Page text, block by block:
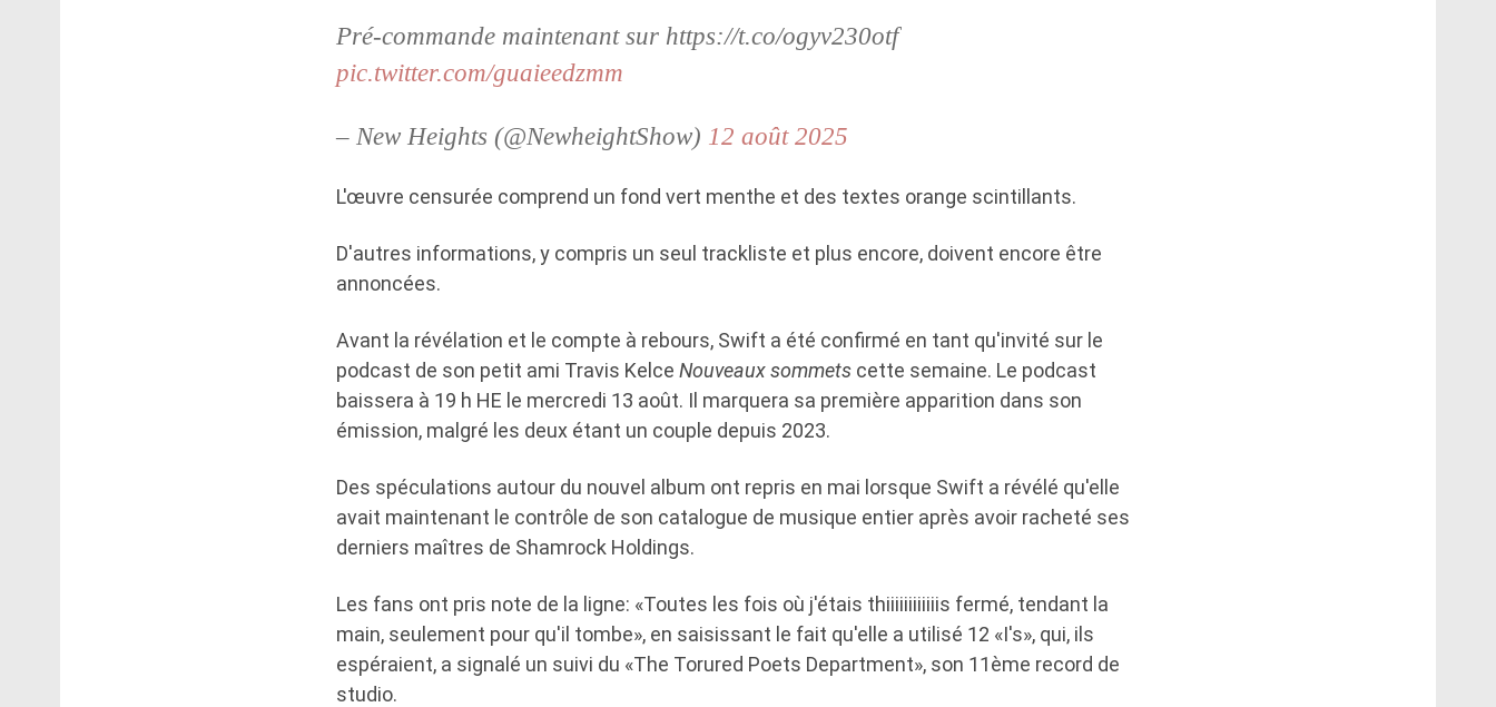
Pré-commande maintenant sur https://t.co/ogyv230otf
pic.twitter.com/guaieedzmm
– New Heights (@NewheightShow) 12 août 2025
L'œuvre censurée comprend un fond vert menthe et des textes orange scintillants.
D'autres informations, y compris un seul trackliste et plus encore, doivent encore être
annoncées.
Avant la révélation et le compte à rebours, Swift a été confirmé en tant qu'invité sur le
podcast de son petit ami Travis Kelce Nouveaux sommets cette semaine. Le podcast
baissera à 19 h HE le mercredi 13 août. Il marquera sa première apparition dans son
émission, malgré les deux étant un couple depuis 2023.
Des spéculations autour du nouvel album ont repris en mai lorsque Swift a révélé qu'elle
avait maintenant le contrôle de son catalogue de musique entier après avoir racheté ses
derniers maîtres de Shamrock Holdings.
Les fans ont pris note de la ligne: «Toutes les fois où j'étais thiiiiiiiiiiiis fermé, tendant la
main, seulement pour qu'il tombe», en saisissant le fait qu'elle a utilisé 12 «I's», qui, ils
espéraient, a signalé un suivi du «The Torured Poets Department», son 11ème record de
studio.